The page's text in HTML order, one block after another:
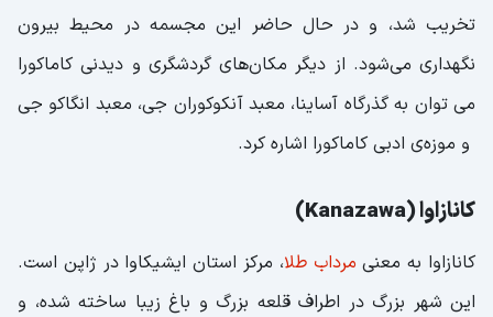
تخریب شد، و در حال حاضر این مجسمه در محیط بیرون
نگهداری می‌شود. از دیگر مکان‌های گردشگری و دیدنی کاماکورا
می ‌توان به گذرگاه آساینا، معبد آنکوکوران جی، معبد انگاکو جی
و موزه‌ی ادبی کاماکورا اشاره کرد.
کانازاوا (Kanazawa)
کانازاوا به معنی مرداب طلا، مرکز استان ایشیکاوا در ژاپن است.
این شهر بزرگ در اطراف قلعه بزرگ و باغ زیبا ساخته شده، و